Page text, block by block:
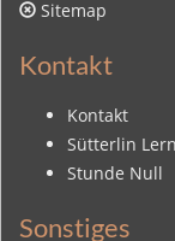
Sitemap
Kontakt
Kontakt
Sütterlin
Stunde Null
Sonstiges